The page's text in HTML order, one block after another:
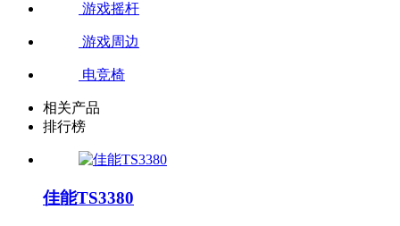
游戏摇杆
游戏周边
电竞椅
相关产品
排行榜
佳能TS3380